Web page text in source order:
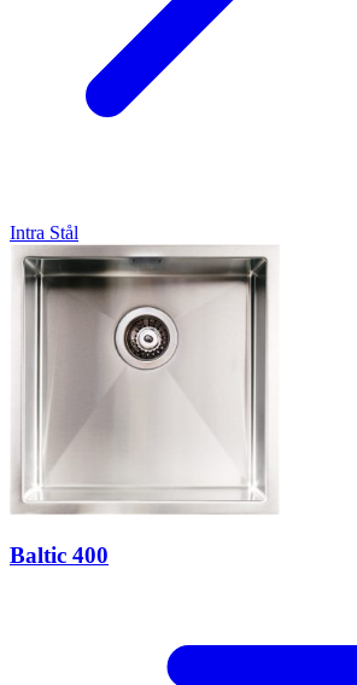
Intra Stål
Baltic 400